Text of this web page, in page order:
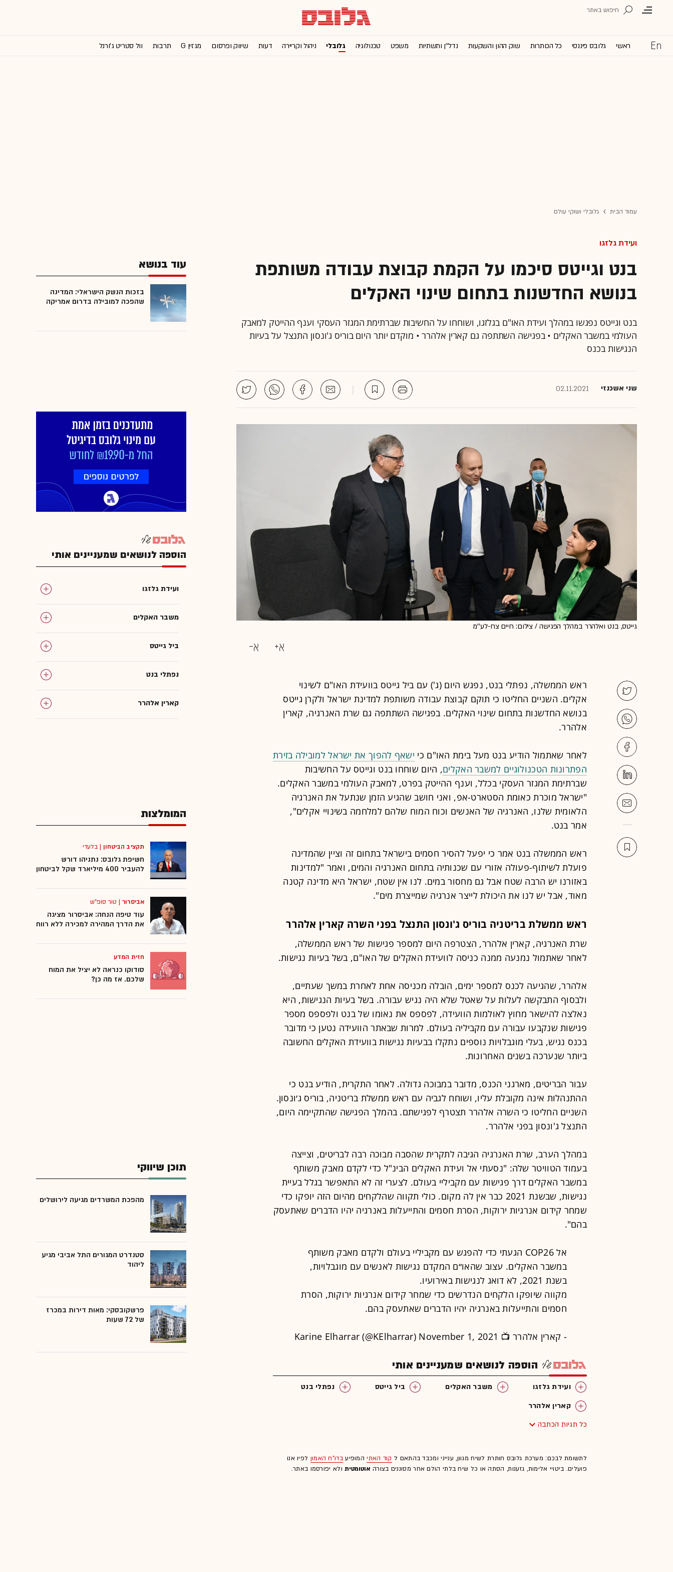
ראשי גלובס פיננסי כל הכותרות שוק ההון והשקעות נדל''ן ותשתיות משפט טכנולוגיה גלובלי ניהול וקריירה דעות שיווק ופרסום מגזין G תרבות וול סטריט ג'ורנל
עמוד הבית גלובלי ושוקי עולם
ועידת גלזגו
בנט וגייטס סיכמו על הקמת קבוצת עבודה משותפת
בנושא החדשנות בתחום שינוי האקלים
בנט וגייטס נפגשו במהלך ועידת האו"ם בגלזגו, ושוחחו על החשיבות שברתימת המגזר העסקי וענף ההייטק למאבק
העולמי במשבר האקלים • בפגישה השתתפה גם קארין אלהרר • מוקדם יותר היום בוריס ג'ונסון התנצל על בעיות
הנגישות בכנס
שני אשכנזי 02.11.2021
גייטס, בנט ואלהרר במהלך הפגישה / צילום: חיים צח-לע''מ
ראש הממשלה, נפתלי בנט, נפגש היום (ג') עם ביל גייטס בוועידת האו"ם לשינוי
אקלים. השניים החליטו כי תוקם קבוצת עבודה משותפת למדינת ישראל ולקרן גייטס
בנושא החדשנות בתחום שינוי האקלים. בפגישה השתתפה גם שרת האנרגיה, קארין
אלהרר.
לאחר שאתמול הודיע בנט מעל בימת האו"ם כי ישאף להפוך את ישראל למובילה בזירת
הפתרונות הטכנולוגיים למשבר האקלים, היום שוחחו בנט וגייטס על החשיבות
שברתימת המגזר העסקי בכלל, וענף ההייטק בפרט, למאבק העולמי במשבר האקלים.
"ישראל מוכרת כאומת הסטארט-אפ, ואני חושב שהגיע הזמן שנתעל את האנרגיה
הלאומית שלנו, האנרגיה של האנשים וכוח המוח שלהם למלחמה בשינויי אקלים",
אמר בנט.
ראש הממשלה בנט אמר כי יפעל להסיר חסמים בישראל בתחום זה וציין שהמדינה
פועלת לשיתוף-פעולה אזורי עם שכנותיה בתחום האנרגיה והמים, ואמר "למדינות
באזורנו יש הרבה שטח אבל גם מחסור במים. לנו אין שטח, ישראל היא מדינה קטנה
מאוד, אבל יש לנו את היכולת לייצר אנרגיה שמייצרת מים".
ראש ממשלת בריטניה בוריס ג'ונסון התנצל בפני השרה קארין אלהרר
שרת האנרגיה, קארין אלהרר, הצטרפה היום למספר פגישות של ראש הממשלה,
לאחר שאתמול נמנעה ממנה כניסה לוועידת האקלים של האו"ם, בשל בעיות נגישות.
אלהרר, שהגיעה לכנס למספר ימים, הובלה מכניסה אחת לאחרת במשך שעתיים,
ולבסוף התבקשה לעלות על שאטל שלא היה נגיש עבורה. בשל בעיות הנגישות, היא
נאלצה להישאר מחוץ לאולמות הוועידה, לפספס את נאומו של בנט ולפספס מספר
פגישות שנקבעו עבורה עם מקביליה בעולם. למרות שבאתר הוועידה נטען כי מדובר
בכנס נגיש, בעלי מוגבלויות נוספים נתקלו בבעיות נגישות בוועידת האקלים החשובה
ביותר שנערכה בשנים האחרונות.
עבור הבריטים, מארגני הכנס, מדובר במבוכה גדולה. לאחר התקרית, הודיע בנט כי
ההתנהלות אינה מקובלת עליו, ושוחח לגביה עם ראש ממשלת בריטניה, בוריס ג׳ונסון.
השניים החליטו כי השרה אלהרר תצטרף לפגישתם. בהמלך הפגישה שהתקיימה היום,
התנצל ג'ונסון בפני אלהרר.
במהלך הערב, שרת האנרגיה הגיבה לתקרית שהסבה מבוכה רבה לבריטים, וצייצה
בעמוד הטוויטר שלה: "נסעתי אל ועידת האקלים הבינ"ל כדי לקדם מאבק משותף
במשבר האקלים דרך פגישות עם מקביליי בעולם. לצערי זה לא התאפשר בגלל בעיית
נגישות, שבשנת 2021 כבר אין לה מקום. כולי תקווה שהלקחים מהיום הזה יופקו כדי
שמחר קידום אנרגיות ירוקות, הסרת חסמים והתייעלות באנרגיה יהיו הדברים שאתעסק
בהם".
אל COP26 הגעתי כדי להפגש עם מקביליי בעולם ולקדם מאבק משותף
במשבר האקלים. עצוב שהאו״ם המקדם נגישות לאנשים עם מוגבלויות,
בשנת 2021, לא דואג לנגישות באירועיו.
מקווה שיופקו הלקחים הנדרשים כדי שמחר קידום אנרגיות ירוקות, הסרת
חסמים והתייעלות באנרגיה יהיו הדברים שאתעסק בהם.
- קארין אלהרר 📺 Karine Elharrar (@KElharrar) November 1, 2021
הוספה לנושאים שמעניינים אותי
ועידת גלזגו משבר האקלים ביל גייטס
נפתלי בנט
קארין אלהרר
כל תגיות הכתבה
לתשומת לבכם: מערכת גלובס חותרת לשיח מגוון, ענייני ומכבד בהתאם ל קוד האתיהמופיעבדו"ח האמון לפיו אנו
פועלים. ביטויי אלימות, גזענות, הסתה או כל שיח בלתי הולם אחר מסוננים בצורה אוטומטיתולא יפורסמו באתר.
עוד בנושא
בזכות הנשק הישראלי: המדינה
שהפכה למובילה בדרום אמריקה
הוספה לנושאים שמעניינים אותי
ועידת גלזגו
משבר האקלים
ביל גייטס
נפתלי בנט
קארין אלהרר
המומלצות
תקציב הביטחון |בלעדי
חשיפת גלובס: נתניהו דורש
להעביר 400 מיליארד שקל לביטחון
אביסרור| טור סופ"ש
עוד טיפה הנחה: אביסרור מציגה
את הדרך המהירה למכירה ללא רווח
חזית המדע
סודוקו כנראה לא יציל את המוח
שלכם. אז מה כן?
תוכן שיווקי
מהפכת המשרדים מגיעה לירושלים
סטנדרט המגורים התל אביבי מגיע
ליהוד
פרשקובסקי: מאות דירות במכרז
של 72 שעות